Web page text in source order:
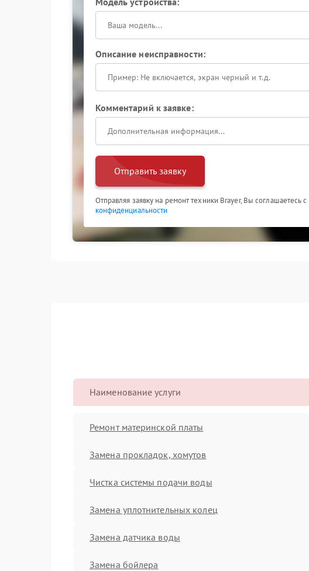
Описание неисправности:
Комментарий к заявке:
Отправить заявку
Отправляя заявку на ремонт техники Brayer, Вы соглашаетесь с
конфиденциальности
Наименование услуги
Ремонт материнской платы
Замена прокладок, хомутов
Чистка системы подачи воды
Замена уплотнительных колец
Замена датчика воды
Замена бойлера